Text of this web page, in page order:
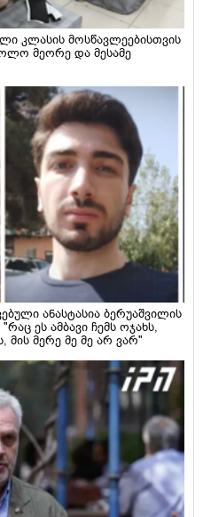
კლასის მოსწავლეებისთვის
მეორე და მესამე
ანასტასია ბერუაშვილის
ეს ამბავი ჩემს ოჯახს,
მის მერე მე მე არ ვარ"